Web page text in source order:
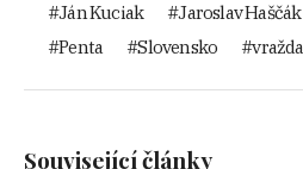
Ján Kuciak
Jaroslav Haščák
Penta
Slovensko
Související články